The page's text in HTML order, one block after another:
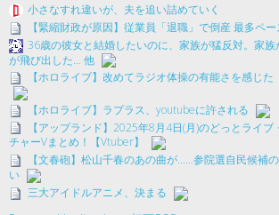
小さなすれ違いが、夫を追い詰めていく
【緊縮財政が原因】従業員「退職」で倒産 最多ペー
36歳の彼女と結婚したいのに、家族が猛反対。家
が飛び出した… 他
【ホロライブ】改めてラジオ体操の有能さを感じた
【ホロライブ】ラプラス、youtubeに許される
【アップランド】2025年8月4日(月)のどっとライ
チャーVまとめ！【Vtuber】
【文春砲】松山千春のあの曲が……参院選自民候補
い
三大アイドルアニメ、決まる